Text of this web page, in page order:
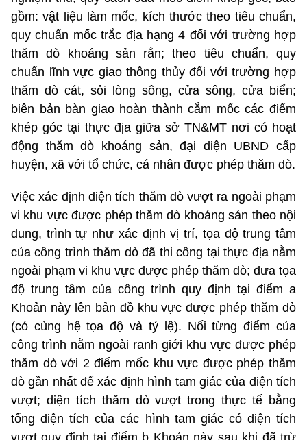
gồm: vật liệu làm mốc, kích thước theo tiêu chuẩn,
quy chuẩn mốc trắc địa hạng 4 đối với trường hợp
thăm dò khoáng sản rắn; theo tiêu chuẩn, quy
chuẩn lĩnh vực giao thông thủy đối với trường hợp
thăm dò cát, sỏi lòng sông, cửa sông, cửa biển;
biên bản bàn giao hoàn thành cắm mốc các điểm
khép góc tại thực địa giữa sở TN&MT nơi có hoạt
động thăm dò khoáng sản, đại diện UBND cấp
huyện, xã với tổ chức, cá nhân được phép thăm dò.
Việc xác định diện tích thăm dò vượt ra ngoài phạm
vi khu vực được phép thăm dò khoáng sản theo nội
dung, trình tự như xác định vị trí, tọa độ trung tâm
của công trình thăm dò đã thi công tại thực địa nằm
ngoài phạm vi khu vực được phép thăm dò; đưa tọa
độ trung tâm của công trình quy định tại điểm a
Khoản này lên bản đồ khu vực được phép thăm dò
(có cùng hệ tọa độ và tỷ lệ). Nối từng điểm của
công trình nằm ngoài ranh giới khu vực được phép
thăm dò với 2 điểm mốc khu vực được phép thăm
dò gần nhất để xác định hình tam giác của diện tích
vượt; diện tích thăm dò vượt trong thực tế bằng
tổng diện tích của các hình tam giác có diện tích
vượt quy định tại điểm b Khoản này sau khi đã trừ